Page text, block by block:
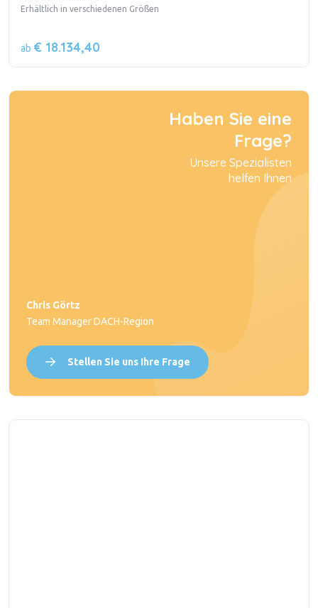
Erhältlich in verschiedenen Größen
ab € 18.134,40
Haben Sie eine
Frage?
Unsere Spezialisten
helfen Ihnen
Chris Görtz
Team Manager DACH-Region
Stellen Sie uns Ihre Frage